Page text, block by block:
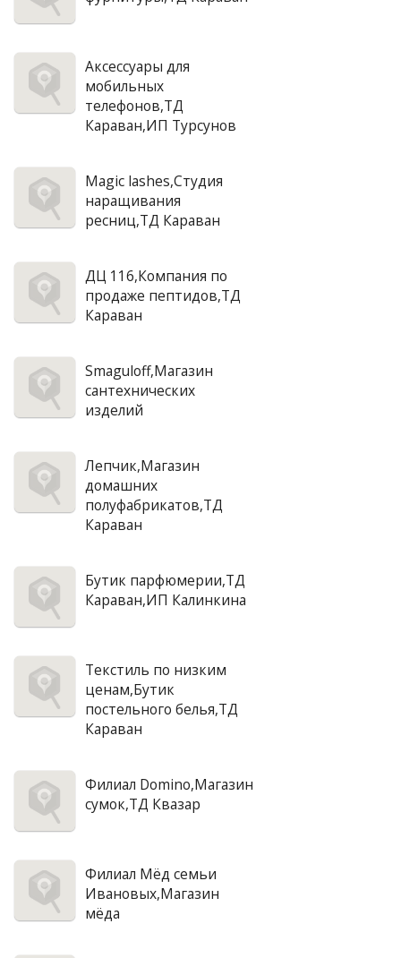
Аксессуары для
мобильных
телефонов,ТД
Караван,ИП Турсунов
Magic lashes,Студия
наращивания
ресниц,ТД Караван
ДЦ 116,Компания по
продаже пептидов,ТД
Караван
Smaguloff,Магазин
сантехнических
изделий
Лепчик,Магазин
домашних
полуфабрикатов,ТД
Караван
Бутик парфюмерии,ТД
Караван,ИП Калинкина
Текстиль по низким
ценам,Бутик
постельного белья,ТД
Караван
Филиал Domino,Магазин
сумок,ТД Квазар
Филиал Мёд семьи
Ивановых,Магазин
мёда